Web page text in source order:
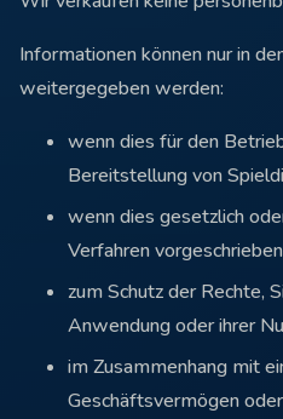
Informationen können nur in
weitergegeben werden:
wenn dies für den
Bereitstellung von
wenn dies gesetzlich
Verfahren
zum Schutz der Rechte,
Anwendung oder ihrer
im Zusammenhang mit
Geschäftsvermögen